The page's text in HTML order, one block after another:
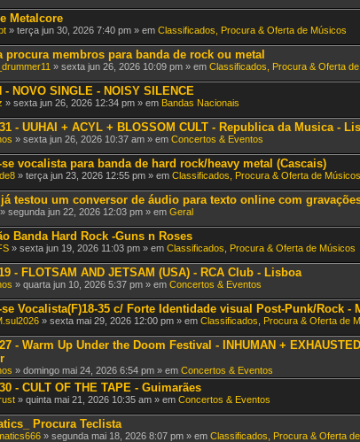
Metalcore
» terça jun 30, 2026 7:40 pm » em Classificados, Procura & Oferta de Músicos
procura membros para banda de rock ou metal
» sexta jun 26, 2026 10:09 pm » em Classificados, Procura & Oferta
- NOVO SINGLE - NOISY SILENCE
» sexta jun 26, 2026 12:34 pm » em Bandas Nacionais
- UUHAI + ACYL + BLOSSOM CULT - Republica da Musica -
» sexta jun 26, 2026 10:37 am » em Concertos & Eventos
vocalista para banda de hard rock/heavy metal (Cascais)
» terça jun 23, 2026 12:55 pm » em Classificados, Procura & Oferta de Músicos
testou um conversor de áudio para texto online com
» segunda jun 22, 2026 12:03 pm » em Geral
Banda Hard Rock -Guns n Roses
» sexta jun 19, 2026 11:03 pm » em Classificados, Procura & Oferta de Músicos
- FLOTSAM AND JETSAM (USA) - RCA Club - Lisboa
» quarta jun 10, 2026 5:37 pm » em Concertos & Eventos
Vocalista(F)18-35 c/ Forte Identidade visual Post-Punk/Rock -
» sexta mai 29, 2026 12:00 pm » em Classificados, Procura & Oferta de
- Warm Up Under the Doom Festival - INHUMAN +
» domingo mai 24, 2026 6:54 pm » em Concertos & Eventos
- CULT OF THE TAPE - Guimarães
» quinta mai 21, 2026 10:35 am » em Concertos & Eventos
Procura Teclista
» segunda mai 18, 2026 8:07 pm » em Classificados, Procura & Oferta